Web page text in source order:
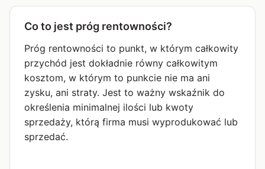
Co to jest próg rentowności?
Próg rentowności to punkt, w którym całkowity
przychód jest dokładnie równy całkowitym
kosztom, w którym to punkcie nie ma ani
zysku, ani straty. Jest to ważny wskaźnik do
określenia minimalnej ilości lub kwoty
sprzedaży, którą firma musi wyprodukować lub
sprzedać.